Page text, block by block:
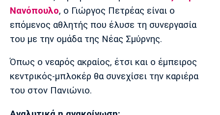
Πολιτισμός
Τραγούδια
Running
Πρόγραμμα TV
Ιωνικός Κηφισιά Πανσερραϊκός
Μπαρτσελόνα
Νανόπουλο, ο Γιώργος Πετρέας είναι ο
επόμενος αθλητής που έλυσε τη συνεργασία
του με την ομάδα της Νέας Σμύρνης.
Όπως ο νεαρός ακραίος, έτσι και ο έμπειρος
κεντρικός-μπλοκέρ θα συνεχίσει την καριέρα
του στον Πανιώνιο.